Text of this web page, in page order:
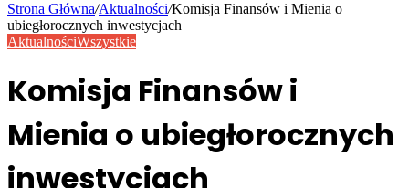
Strona Główna/Aktualności/Komisja Finansów i Mienia o
ubiegłorocznych inwestycjach
AktualnościWszystkie
Komisja Finansów i
Mienia o ubiegłorocznych
inwestycjach